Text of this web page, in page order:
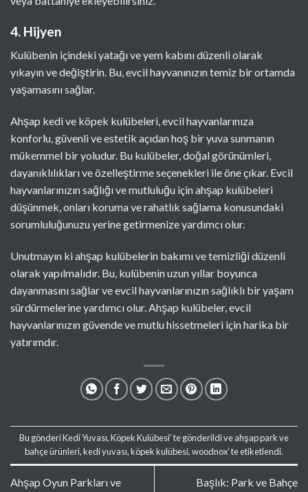
4. Hijyen
Kulübenin içindeki yatağı ve yem kabını düzenli olarak
yıkayın ve değiştirin. Bu, evcil hayvanınızın temiz bir ortamda
yaşamasını sağlar.
Ahşap kedi ve köpek kulübeleri, evcil hayvanlarınıza
konforlu, güvenli ve estetik açıdan hoş bir yuva sunmanın
mükemmel bir yoludur. Bu kulübeler, doğal görünümleri,
dayanıklılıkları ve özelleştirme seçenekleri ile öne çıkar. Evcil
hayvanlarınızın sağlığı ve mutluluğu için ahşap kulübeleri
düşünmek, onları koruma ve rahatlık sağlama konusundaki
sorumluluğunuzu yerine getirmenize yardımcı olur.
Unutmayın ki ahşap kulübelerin bakımı ve temizliği düzenli
olarak yapılmalıdır. Bu, kulübenin uzun yıllar boyunca
dayanmasını sağlar ve evcil hayvanlarınızın sağlıklı bir yaşam
sürdürmelerine yardımcı olur. Ahşap kulübeler, evcil
hayvanlarınızın güvende ve mutlu hissetmeleri için harika bir
yatırımdır.
Bu gönderiKedi Yuvası,Köpek Kulübesi’ te gönderildi veahşap park ve
bahçe ürünleri,kedi yuvası,köpek kulübesi,woodnox’ te etiketlendi.
Ahşap Oyun Parkları ve
Başlık: Park ve Bahçe